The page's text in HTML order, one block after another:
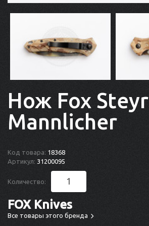
Нож Fox Steyr
Mannlicher
Код товара: 18368
Артикул: 31200095
Количество:
FOX Knives
Все товары этого бренда